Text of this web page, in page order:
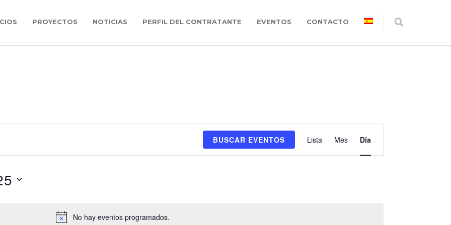
PROYECTOS NOTICIAS PERFIL DEL CONTRATANTE EVENTOS CONTACTO
No hay eventos programados.
BUSCAR EVENTOS
de
vistas
Lista Mes Día